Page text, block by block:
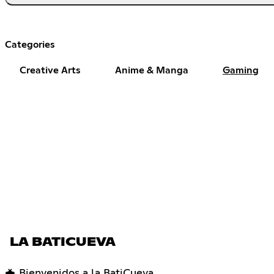
Categories
Creative Arts Anime & Manga Gaming
LA BATICUEVA